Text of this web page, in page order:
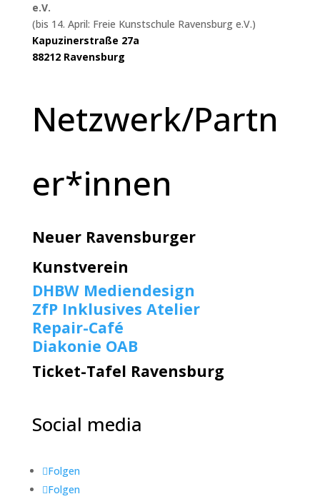
e.V.
(bis 14. April: Freie Kunstschule Ravensburg e.V.)
Kapuzinerstraße 27a
88212 Ravensburg
Netzwerk/Partn
er*innen
Neuer Ravensburger
Kunstverein
DHBW Mediendesign
ZfP Inklusives Atelier
Repair-Café
Diakonie OAB
Ticket-Tafel Ravensburg
Social media
Folgen
Folgen